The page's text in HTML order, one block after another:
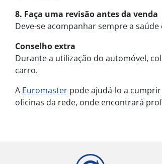
8. Faça uma revisão antes da venda
Deve-se acompanhar sempre a
Conselho extra
Durante a utilização do automóvel,
carro.
A Euromaster pode ajudá-lo a
oficinas da rede, onde encontrará